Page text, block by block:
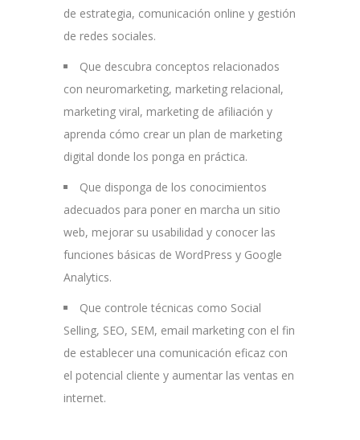
de estrategia, comunicación online y gestión
de redes sociales.
Que descubra conceptos relacionados
con neuromarketing, marketing relacional,
marketing viral, marketing de afiliación y
aprenda cómo crear un plan de marketing
digital donde los ponga en práctica.
Que disponga de los conocimientos
adecuados para poner en marcha un sitio
web, mejorar su usabilidad y conocer las
funciones básicas de WordPress y Google
Analytics.
Que controle técnicas como Social
Selling, SEO, SEM, email marketing con el fin
de establecer una comunicación eficaz con
el potencial cliente y aumentar las ventas en
internet.